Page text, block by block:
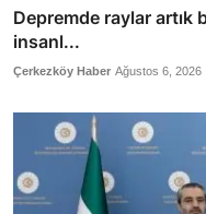
Depremde raylar
insanl...
Çerkezköy Haber Ağustos 6, 2026